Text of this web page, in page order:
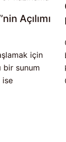
Açılımı
için
bir sunum
ise